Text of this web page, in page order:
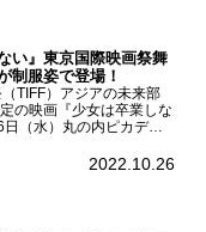
い』東京国際映画祭舞
制服姿で登場！
TIFF）アジアの未来部
の映画『少女は卒業しな
（水）丸の内ピカデリ
督の中川駿が登壇。映画
2022.10.26